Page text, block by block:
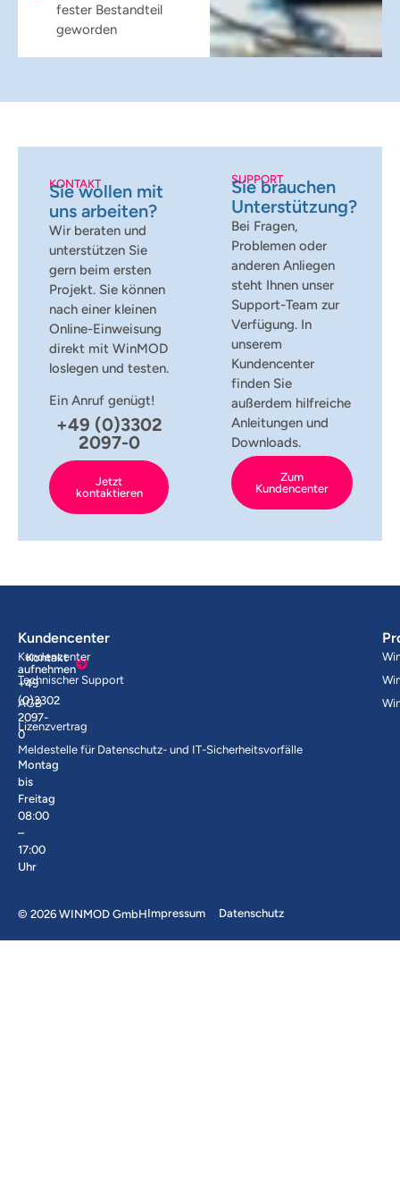
fester Bestandteil
geworden
KONTAKT
Sie wollen mit
uns arbeiten?
Wir beraten und
unterstützen Sie
gern beim ersten
Projekt. Sie können
nach einer kleinen
Online-Einweisung
direkt mit WinMOD
loslegen und testen.
Ein Anruf genügt!
+49 (0)3302
2097-0
Jetzt
kontaktieren
SUPPORT
Sie brauchen
Unterstützung?
Bei Fragen,
Problemen oder
anderen Anliegen
steht Ihnen unser
Support-Team zur
Verfügung. In
unserem
Kundencenter
finden Sie
außerdem hilfreiche
Anleitungen und
Downloads.
Zum
Kundencenter
Kontakt
aufnehmen
+49
(0)3302
2097-
0
Montag
bis
Freitag
08:00
–
17:00
Uhr
Kundencenter
Kundencenter
Technischer Support
AGB
Lizenzvertrag
Meldestelle für Datenschutz- und IT-Sicherheitsvorfälle
© 2026 WINMOD GmbHImpressum Datenschutz